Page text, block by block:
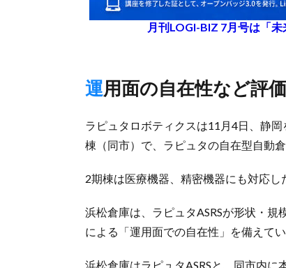
月刊LOGI-BIZ 7月号は「
運用面の自在性など評価
ラピュタロボティクスは11月4日、静
棟（同市）で、ラピュタの自在型自動
2期棟は医療機器、精密機器にも対応し
浜松倉庫は、ラピュタASRSが形状・
による「運用面での自在性」を備えて
浜松倉庫はラピュタASRSと、同市内